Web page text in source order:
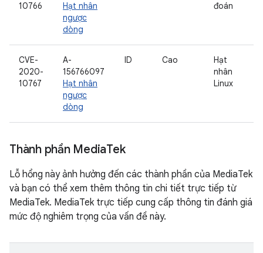
10766
Hạt nhân
ngược
dòng
đoán
CVE-
2020-
10767
A-
156766097
Hạt nhân
ngược
dòng
ID Cao
Hạt
nhân
Linux
Thành phần MediaTek
Lỗ hổng này ảnh hưởng đến các thành phần của MediaTek
và bạn có thể xem thêm thông tin chi tiết trực tiếp từ
MediaTek. MediaTek trực tiếp cung cấp thông tin đánh giá
mức độ nghiêm trọng của vấn đề này.